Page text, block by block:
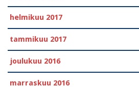
helmikuu 2017
tammikuu 2017
joulukuu 2016
marraskuu 2016